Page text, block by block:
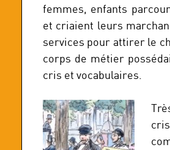
femmes, enfants
et criaient leurs
services pour attirer le
corps de métier
cris et vocabulaires.